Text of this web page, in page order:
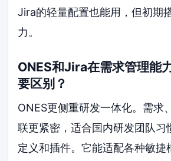
Jira的轻量配置也能用，但初期
力。
ONES和Jira在需求管理能
要区别？
ONES更侧重研发一体化。需求
联更紧密，适合国内研发团队习
定义和插件。它能适配各种敏捷